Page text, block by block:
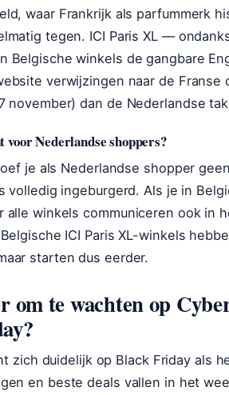
waar Frankrijk als parfummerk
tegen. ICI Paris XL —
Belgische winkels de gangbare
verwijzingen naar de
november) dan de Nederlandse tak
voor Nederlandse shoppers?
je als Nederlandse shopper
volledig ingeburgerd. Als je in
alle winkels communiceren ook in
ICI Paris XL-winkels
starten dus eerder.
om te wachten op
zich duidelijk op Black Friday als
en beste deals vallen in het